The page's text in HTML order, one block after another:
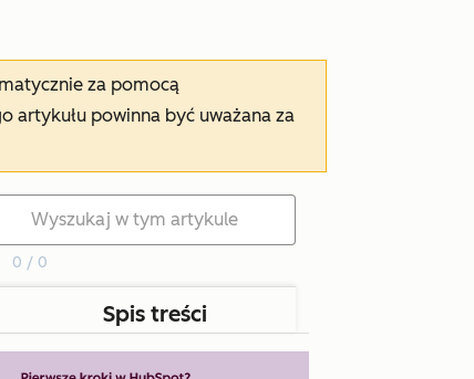
za pomocą
artykułu powinna być uważana za
0 / 0
Spis treści